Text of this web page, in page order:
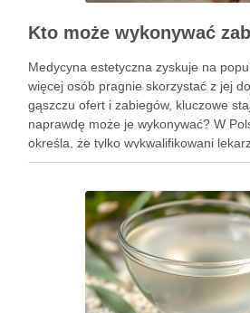
Medycyna estetyczna zyskuje na
więcej osób pragnie skorzystać z jej
gąszczu ofert i zabiegów, kluczowe
naprawdę może je wykonywać? W
określa, że tylko wykwalifikowani
przeprowadzać zabiegi medycyny